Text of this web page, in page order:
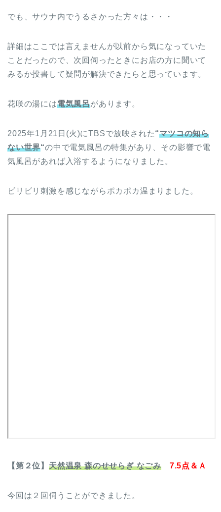
でも、サウナ内でうるさかった方々は・・・
詳細はここでは言えませんが以前から気になっていた
ことだったので、次回伺ったときにお店の方に聞いて
みるか投書して疑問が解決できたらと思っています。
花咲の湯には電気風呂があります。
2025年1月21日(火)にTBSで放映された“マツコの知ら
ない世界“の中で電気風呂の特集があり、その影響で電
気風呂があれば入浴するようになりました。
ビリビリ刺激を感じながらポカポカ温まりました。
【第２位】 天然温泉 森のせせらぎ なごみ 7.5点＆Ａ
今回は２回伺うことができました。